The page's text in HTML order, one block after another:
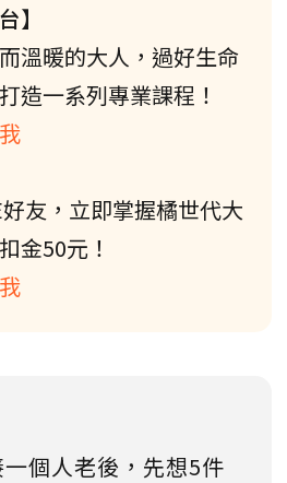
】
溫暖的大人，過好生命
造一系列專業課程！
友，立即掌握橘世代大
金50元！
個人老後，先想5件